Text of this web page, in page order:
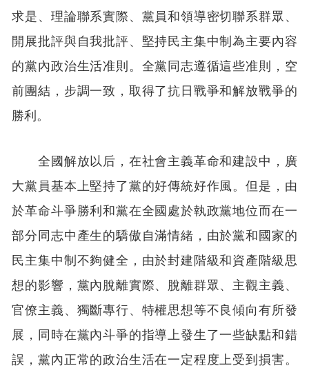
求是、理論聯系實際、黨員和領導密切聯系群眾、
開展批評與自我批評、堅持民主集中制為主要內容
的黨內政治生活准則。全黨同志遵循這些准則，空
前團結，步調一致，取得了抗日戰爭和解放戰爭的
勝利。
全國解放以后，在社會主義革命和建設中，廣
大黨員基本上堅持了黨的好傳統好作風。但是，由
於革命斗爭勝利和黨在全國處於執政黨地位而在一
部分同志中產生的驕傲自滿情緒，由於黨和國家的
民主集中制不夠健全，由於封建階級和資產階級思
想的影響，黨內脫離實際、脫離群眾、主觀主義、
官僚主義、獨斷專行、特權思想等不良傾向有所發
展，同時在黨內斗爭的指導上發生了一些缺點和錯
誤，黨內正常的政治生活在一定程度上受到損害。